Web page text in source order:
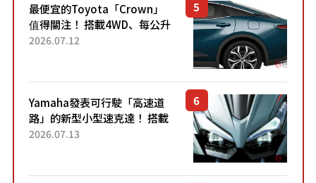
最便宜的Toyota「Crown」
值得關注！ 搭載4WD、每公升
22.4公里低油耗表現超亮眼！
2026.07.12
Yamaha發表可行駛「高速道
路」的新型小型速克達！ 搭載
能享受超強勁「渦輪感」的動
2026.07.13